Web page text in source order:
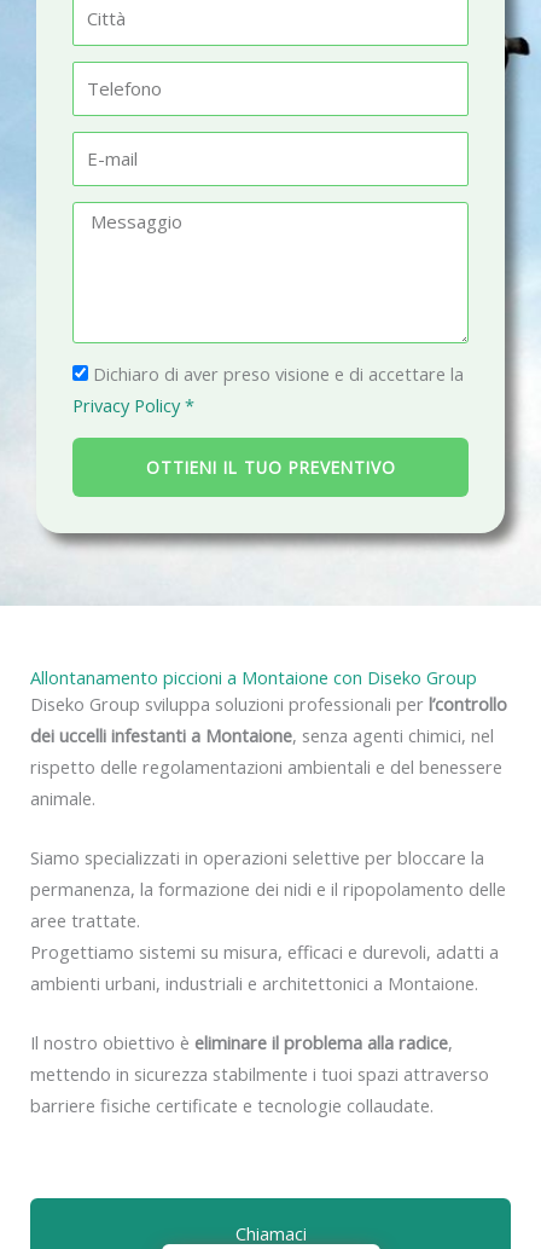
t
à
l
fm
a
g
g
i
P
r
i
a
c
Dichiaro di aver preso visione e di accettare la
Privacy Policy *
OTTIENI IL TUO PREVENTIVO
Allontanamento piccioni a Montaione con Diseko Group
Diseko Group sviluppa soluzioni professionali per l’controllo
dei uccelli infestanti a Montaione, senza agenti chimici, nel
rispetto delle regolamentazioni ambientali e del benessere
animale.
Siamo specializzati in operazioni selettive per bloccare la
permanenza, la formazione dei nidi e il ripopolamento delle
aree trattate.
Progettiamo sistemi su misura, efficaci e durevoli, adatti a
ambienti urbani, industriali e architettonici a Montaione.
Il nostro obiettivo è eliminare il problema alla radice,
mettendo in sicurezza stabilmente i tuoi spazi attraverso
barriere fisiche certificate e tecnologie collaudate.
Chiamaci